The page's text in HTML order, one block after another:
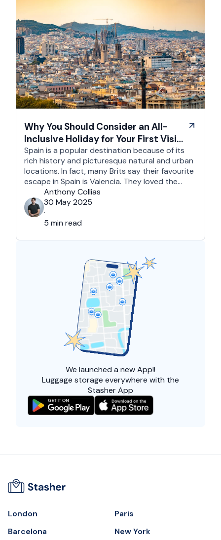
Why You Should Consider an All-
Inclusive Holiday for Your First Visit
to Spain
Spain is a popular destination because of its
rich history and picturesque natural and urban
locations. In fact, many Brits say their favourite
escape in Spain is Valencia. They loved the
country's third-largest city for its coastline and
beaches, tourist attractions, shopping spots,
and overall friendliness of the people. Apart
from this city, they also liked Barcelona, …
Anthony Collias
30 May 2025
·
5 min read
We launched a new App!!
Luggage storage everywhere with the
Stasher App
London
Paris
Barcelona
New York